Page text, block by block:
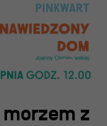
morzem z